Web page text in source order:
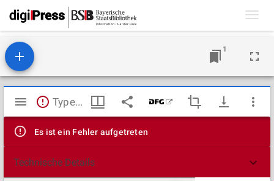
1
Mirador
Viewer
TypeError: Failed to fetch
Es ist ein Fehler aufgetreten
Technische Details